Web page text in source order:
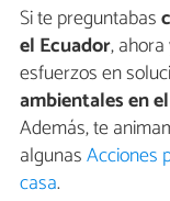
Si te preguntabas
el Ecuador,
esfuerzos en
ambientales en
Además, te
algunasAcciones
casa.